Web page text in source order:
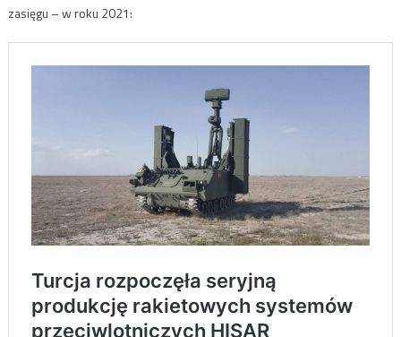
zasięgu – w roku 2021: